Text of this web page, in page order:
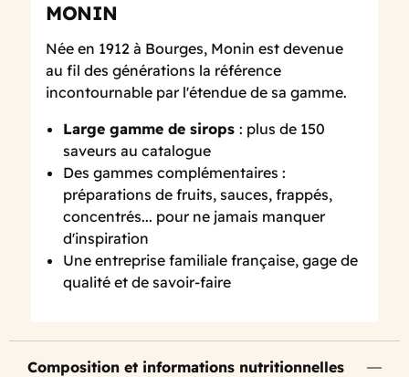
MONIN
Née en 1912 à Bourges, Monin est devenue
au fil des générations la référence
incontournable par l'étendue de sa gamme.
Large gamme de sirops: plus de 150
saveurs au catalogue
Des gammes complémentaires :
préparations de fruits, sauces, frappés,
concentrés... pour ne jamais manquer
d'inspiration
Une entreprise familiale française, gage de
qualité et de savoir-faire
Composition et informations nutritionnelles